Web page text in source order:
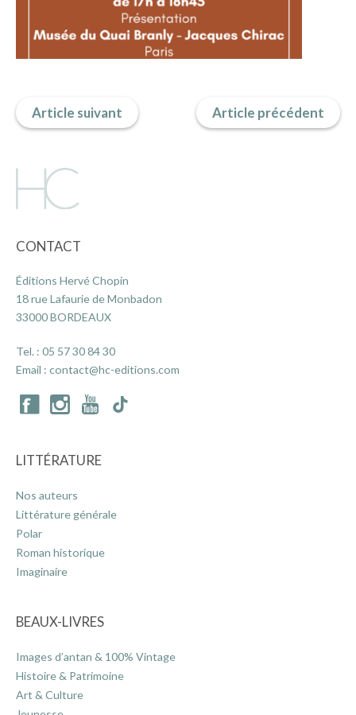
ACTUALITÉS
Article suivant Article précédent
CONTACT
Éditions Hervé Chopin
18 rue Lafaurie de Monbadon
33000 BORDEAUX
Tel. : 05 57 30 84 30
Email : contact@hc-editions.com
LITTÉRATURE
Nos auteurs
Littérature générale
Polar
Roman historique
Imaginaire
BEAUX-LIVRES
Images d’antan & 100% Vintage
Histoire & Patrimoine
Art & Culture